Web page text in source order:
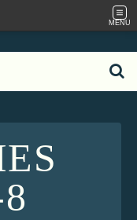
MENU